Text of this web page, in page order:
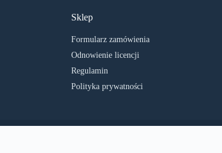
Sklep
Formularz zamówienia
Odnowienie licencji
Regulamin
Polityka prywatności